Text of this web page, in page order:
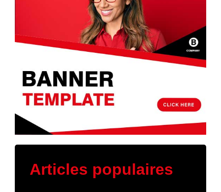
Articles populaires